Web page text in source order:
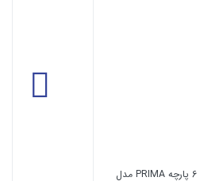
اکسسوری حمام و دستشویی 6 پارچه PRIMA مدل